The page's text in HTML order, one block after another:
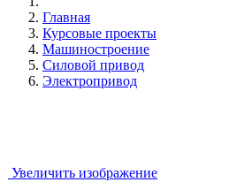
Главная
Курсовые проекты
Машиностроение
Силовой привод
Электропривод
Увеличить изображение